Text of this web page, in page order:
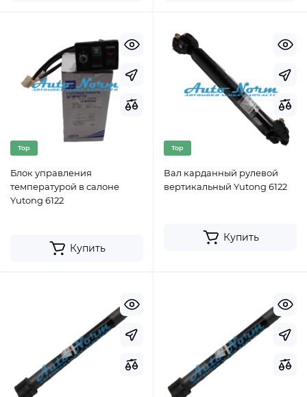
Top
Блок управления
температурой в салоне
Yutong 6122
Купить
Top
Вал карданный рулевой
вертикальный Yutong 6122
Купить